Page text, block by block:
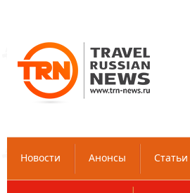
Новости Анонсы Статьи